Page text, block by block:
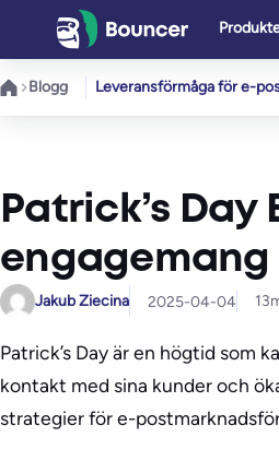
innehåll
Blogg Leveransförmåga för e-
Patrick’s
Jakub Ziecina 2025-04-04 13
Patrick’s Day är en högtid som
kontakt med sina kunder och
strategier för e-